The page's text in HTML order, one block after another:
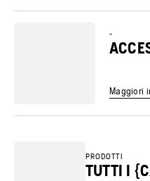
-
Maggiori
PRODOTTI
TUTTI I